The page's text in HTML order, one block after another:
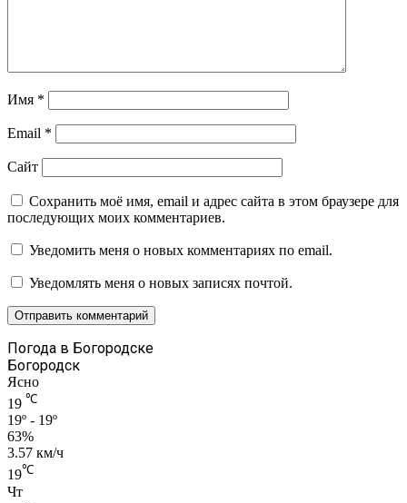
Имя *
Email *
Сайт
Сохранить моё имя, email и адрес сайта в этом браузере для
последующих моих комментариев.
Уведомить меня о новых комментариях по email.
Уведомлять меня о новых записях почтой.
Погода в Богородске
Богородск
Ясно
19 ℃
19º - 19º
63%
3.57 км/ч
19℃
Чт